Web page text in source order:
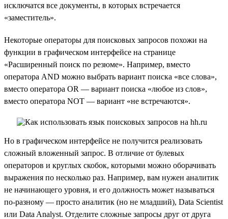
исключатся все документы, в которых встречается
«заместитель».
Некоторые операторы для поисковых запросов похожи на
функции в графическом интерфейсе на странице
«Расширенный поиск по резюме». Например, вместо
оператора AND можно выбрать вариант поиска «все слова»,
вместо оператора OR — вариант поиска «любое из слов»,
вместо оператора NOT — вариант «не встречаются».
Но в графическом интерфейсе не получится реализовать
сложный вложенный запрос. В отличие от булевых
операторов и круглых скобок, которыми можно оборачивать
выражения по несколько раз. Например, вам нужен аналитик
не начинающего уровня, и его должность может называться
по-разному — просто аналитик (но не младший), Data Scientist
или Data Analyst. Отделите сложные запросы друг от друга